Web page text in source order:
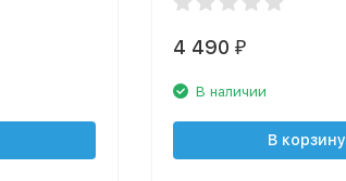
4 490 ₽
В наличии
В корзину